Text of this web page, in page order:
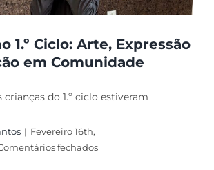
1.º Ciclo: Arte, Expressão
em Comunidade
crianças do 1.º ciclo estiveram
| Fevereiro 16th,
fechadosem